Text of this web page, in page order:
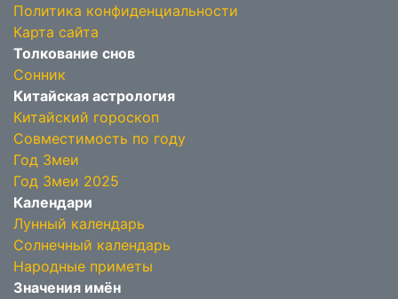
Политика конфиденциальности
Карта сайта
Толкование снов
Сонник
Китайская астрология
Китайский гороскоп
Совместимость по году
Год Змеи
Год Змеи 2025
Календари
Лунный календарь
Солнечный календарь
Народные приметы
Значения имён